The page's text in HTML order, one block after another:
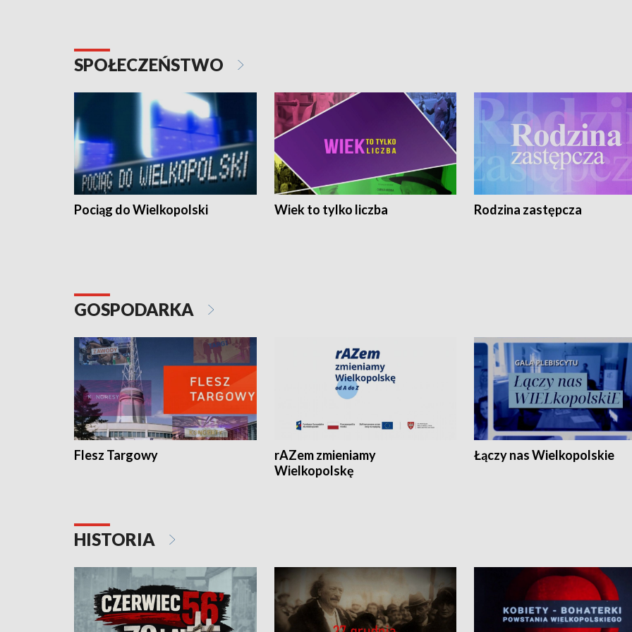
SPOŁECZEŃSTWO
Pociąg do Wielkopolski Wiek to tylko liczba Rodzina zastępcza
GOSPODARKA
Flesz Targowy
rAZem zmieniamy
Wielkopolskę
Łączy nas Wielkopolskie
HISTORIA